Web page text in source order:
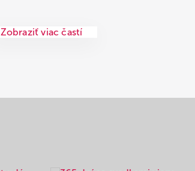
Zobraziť viac častí